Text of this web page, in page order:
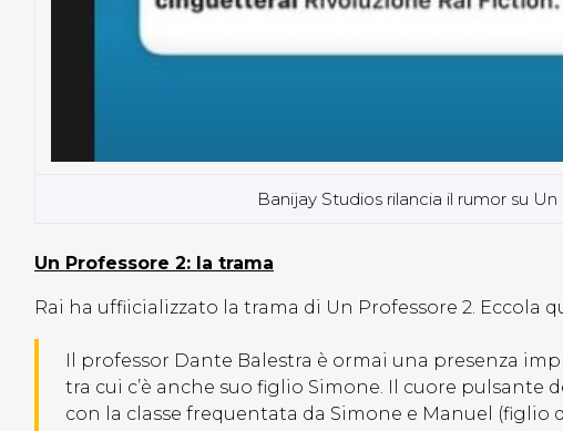
Banijay Studios rilancia il rumor su
Un Professore 2: la trama
Rai ha uffiicializzato la trama di Un Professore 2. Eccola
Il professor Dante Balestra è ormai una presenza
tra cui c’è anche suo figlio Simone. Il cuore pulsante
con la classe frequentata da Simone e Manuel